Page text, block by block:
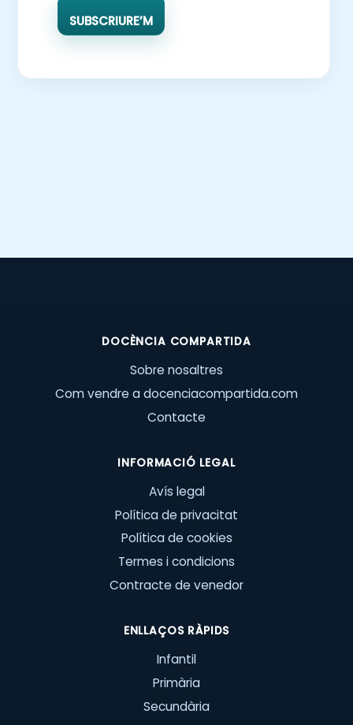
SUBSCRIURE’M
DOCÈNCIA COMPARTIDA
Sobre nosaltres
Com vendre a docenciacompartida.com
Contacte
INFORMACIÓ LEGAL
Avís legal
Política de privacitat
Política de cookies
Termes i condicions
Contracte de venedor
ENLLAÇOS RÀPIDS
Infantil
Primària
Secundària